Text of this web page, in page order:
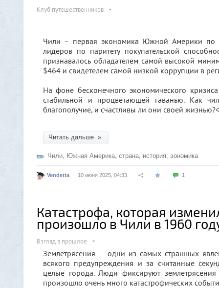
Клуб путешественников
Чили – первая экономика Южной Америки
лидеров по паритету покупательской
признавалось обладателем самой высокой
$464 и свидетелем самой низкой коррупции в
На фоне бесконечного экономического
стабильной и процветающей гаванью. Как
благополучие, и счастливы ли они своей
Читать дальше »
Чили, Южная Америка, страна, история, эономика
Vendetta 10 июня 2025, 04:33 1
Катастрофа, которая
произошло в Чили в 1960
Взгляд в прошлое
Землетрясения — одни из самых страшных
всякого предупреждения и за считанные
целые города. Люди фиксируют
произошло очень много катастрофических